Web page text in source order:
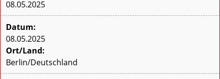
08.05.2025
Datum:
08.05.2025
Ort/Land:
Berlin/Deutschland